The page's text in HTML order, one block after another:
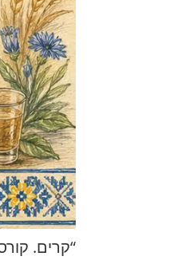
“קרים.